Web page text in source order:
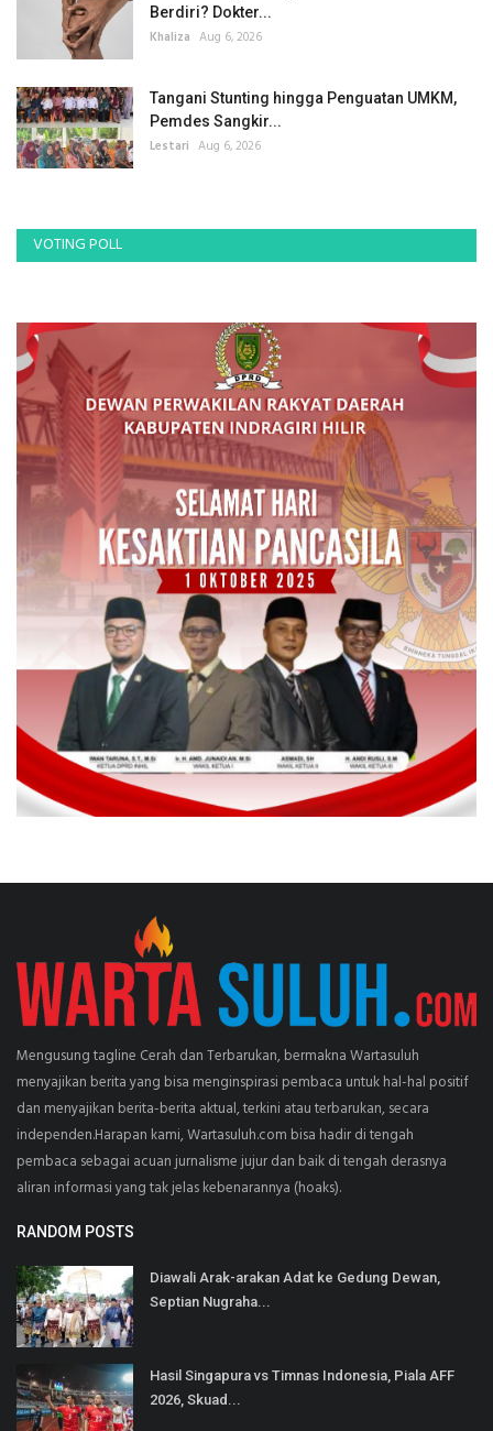
Berdiri? Dokter...
Khaliza Aug 6, 2026
Tangani Stunting hingga Penguatan UMKM,
Pemdes Sangkir...
Lestari Aug 6, 2026
VOTING POLL
Mengusung tagline Cerah dan Terbarukan, bermakna Wartasuluh
menyajikan berita yang bisa menginspirasi pembaca untuk hal-hal positif
dan menyajikan berita-berita aktual, terkini atau terbarukan, secara
independen.Harapan kami, Wartasuluh.com bisa hadir di tengah
pembaca sebagai acuan jurnalisme jujur dan baik di tengah derasnya
aliran informasi yang tak jelas kebenarannya (hoaks).
RANDOM POSTS
Diawali Arak-arakan Adat ke Gedung Dewan,
Septian Nugraha...
Hasil Singapura vs Timnas Indonesia, Piala AFF
2026, Skuad...